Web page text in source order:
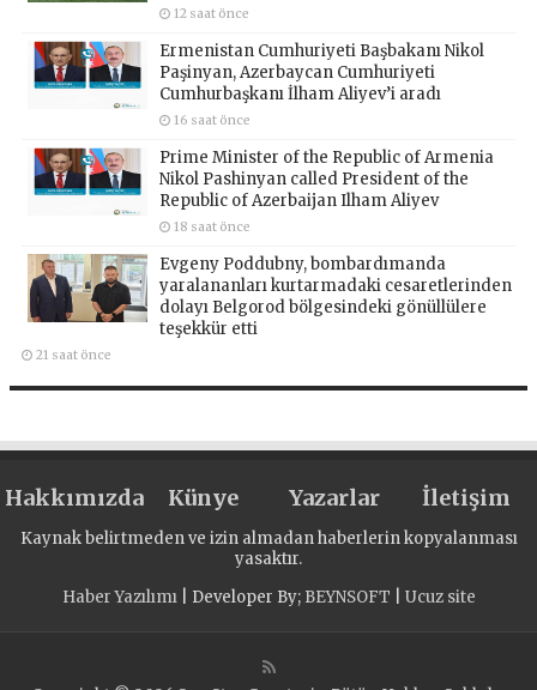
12 saat önce
Ermenistan Cumhuriyeti Başbakanı Nikol
Paşinyan, Azerbaycan Cumhuriyeti
Cumhurbaşkanı İlham Aliyev’i aradı
16 saat önce
Prime Minister of the Republic of Armenia
Nikol Pashinyan called President of the
Republic of Azerbaijan Ilham Aliyev
18 saat önce
Evgeny Poddubny, bombardımanda
yaralananları kurtarmadaki cesaretlerinden
dolayı Belgorod bölgesindeki gönüllülere
teşekkür etti
21 saat önce
Hakkımızda Künye Yazarlar İletişim
Kaynak belirtmeden ve izin almadan haberlerin kopyalanması
yasaktır.
Haber Yazılımı| Developer By; BEYNSOFT Ucuz site